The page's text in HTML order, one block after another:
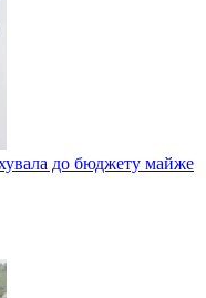
до бюджету майже